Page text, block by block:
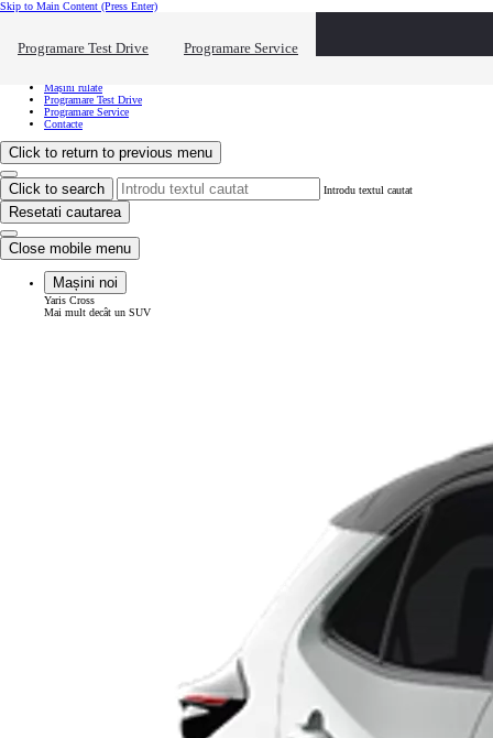
Skip to Main Content (Press Enter)
Programare Test Drive Programare Service
Vreau să văd... Click to close the reach out overlay
Mașini rulate
Programare Test Drive
Programare Service
Contacte
Click to return to previous menu
Click to search Introdu textul cautat
Resetati cautarea
Close mobile menu
Mașini noi
Yaris Cross
Mai mult decât un SUV